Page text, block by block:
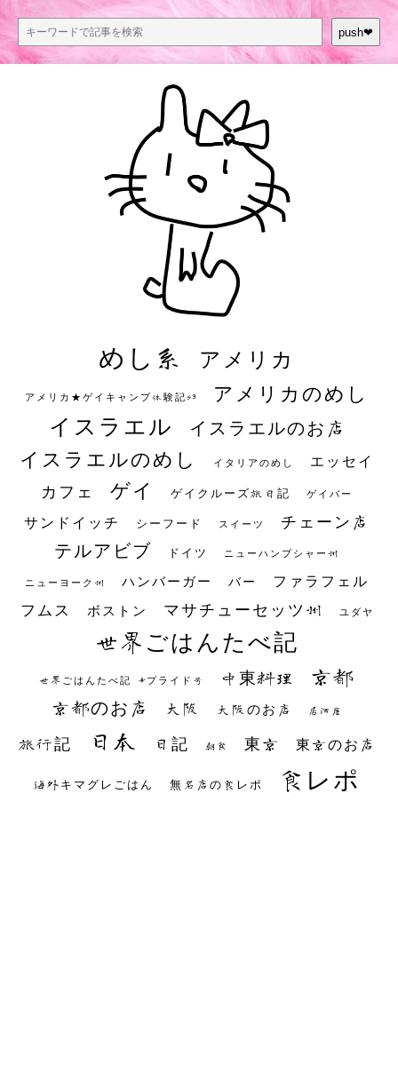
push❤︎
めし系 アメリカ
アメリカ★ゲイキャンプ体験記S3 アメリカのめし
イスラエル イスラエルのお店
イスラエルのめし イタリアのめし エッセイ
カフェ ゲイ ゲイクルーズ旅日記 ゲイバー
サンドイッチ シーフード スイーツ チェーン店
テルアビブ ドイツ ニューハンプシャー州
ニューヨーク州 ハンバーガー バー ファラフェル
フムス ボストン マサチューセッツ州 ユダヤ
世界ごはんたべ記
世界ごはんたべ記 #プライド号 中東料理 京都
京都のお店 大阪 大阪のお店 居酒屋
旅行記 日本 日記 朝食 東京 東京のお店
海外キマグレごはん 無名店の食レポ 食レポ